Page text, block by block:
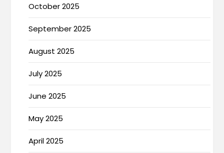
October 2025
September 2025
August 2025
July 2025
June 2025
May 2025
April 2025